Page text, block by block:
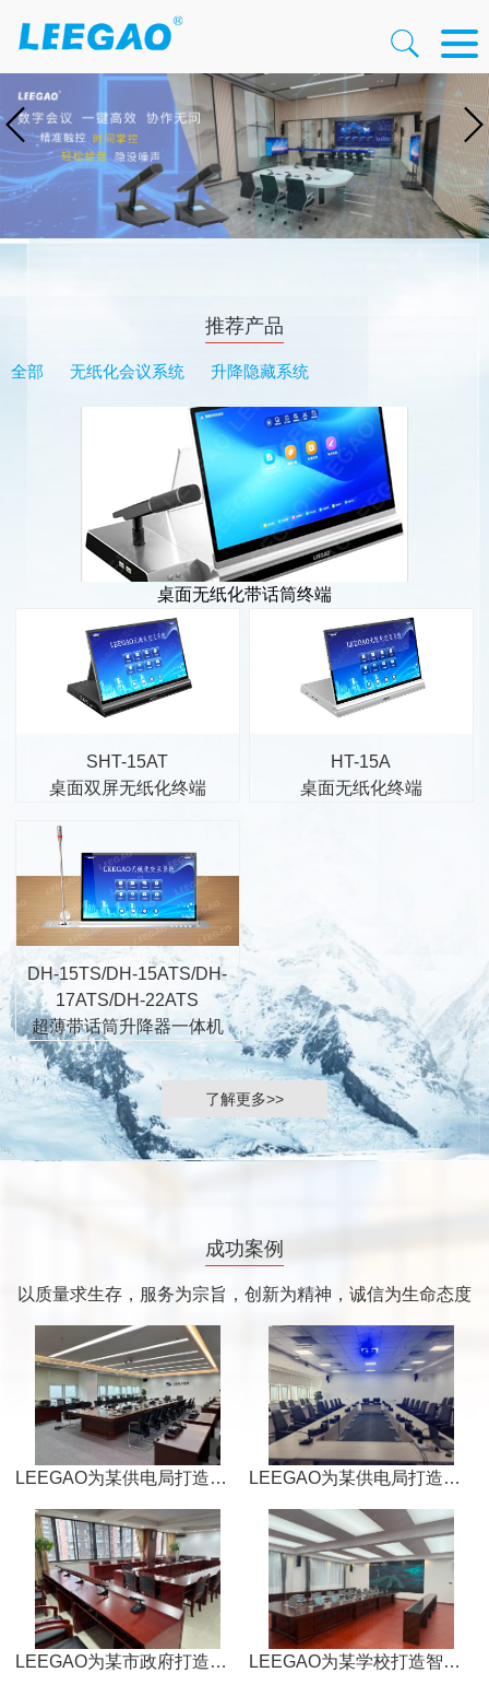
推荐产品
全部 无纸化会议系统 升降隐藏系统
桌面无纸化带话筒终端
SHT-15AT
桌面双屏无纸化终端
HT-15A
桌面无纸化终端
DH-15TS/DH-15ATS/DH-
17ATS/DH-22ATS
超薄带话筒升降器一体机
了解更多>>
成功案例
以质量求生存，服务为宗旨，创新为精神，诚信为生命态度
LEEGAO为某供电局打造数字会议室 LEEGAO为某供电局打造数字会议室
LEEGAO为某市政府打造数字会议室 LEEGAO为某学校打造智能无纸化会议室